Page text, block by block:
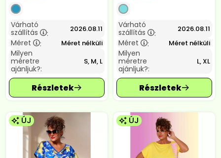
Várható
szállítás
: 2026.08.11
Méret : Méret nélküli
Milyen
méretre
ajánljuk?:
S, M, L
Várható
szállítás
: 2026.08.11
Méret : Méret nélküli
Milyen
méretre
ajánljuk?:
L, XL
ÚJ ÚJ